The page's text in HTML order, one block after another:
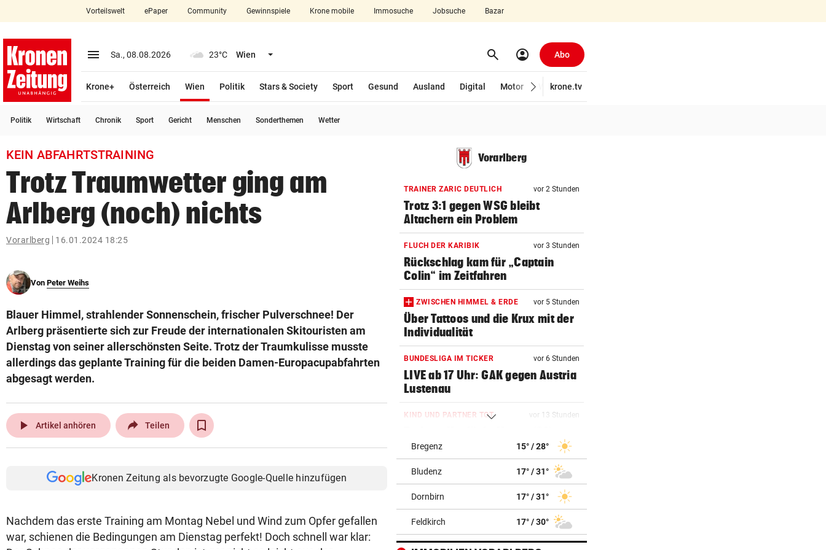
closeSchließen
account_circle Anmelden
arrow_right
bookmark
search
Suchbegriff
eingeben
© Krone Multimedia GmbH & Co KG 2026
Vorteilswelt ePaper Community Gewinnspiele Krone mobile Immosuche Jobsuche Bazar
menu Menü aufklappen
Sa., 08.08.2026 23°C Wien Menü aufklappen search Suchen
account_circle Abo
Krone+ Österreich Wien
Politik
Stars & Society Sport Gesund Ausland Digital Motor Wirtschaft
krone.tv
Politik Wirtschaft Chronik Sport Gericht Menschen Sonderthemen Wetter
KEIN ABFAHRTSTRAINING
Trotz Traumwetter ging am
Arlberg (noch) nichts
Vorarlberg 16.01.2024 18:25
Von Peter Weihs
Blauer Himmel, strahlender Sonnenschein, frischer Pulverschnee! Der
Arlberg präsentierte sich zur Freude der internationalen Skitouristen am
Dienstag von seiner allerschönsten Seite. Trotz der Traumkulisse musste
allerdings das geplante Training für die beiden Damen-Europacupabfahrten
abgesagt werden.
play_arrow Artikel anhören Teilen
Kronen Zeitung als bevorzugte Google-Quelle hinzufügen
Nachdem das erste Training am Montag Nebel und Wind zum Opfer gefallen
war, schienen die Bedingungen am Dienstag perfekt! Doch schnell war klar:
Vorarlberg
TRAINER ZARIC DEUTLICH vor 2 Stunden
Trotz 3:1 gegen WSG bleibt
Altachern ein Problem
FLUCH DER KARIBIK vor 3 Stunden
Rückschlag kam für „Captain
Colin“ im Zeitfahren
ZWISCHEN HIMMEL & ERDE vor 5 Stunden
Über Tattoos und die Krux mit der
Individualität
BUNDESLIGA IM TICKER vor 6 Stunden
LIVE ab 17 Uhr: GAK gegen Austria
Lustenau
KIND UND PARTNER TOT vor 13 Stunden
meldet sich zu Wort
LÄNDLE-KICKER SIEGEN vor 13 Stunden
3:1 nach 0:1! Altach dreht Derby
gegen WSG Tirol
vor 15 Stunden
Lokalmatadorin und Tirol-
Bregenz 15° / 28°
Bludenz 17° / 31°
Dornbirn 17° / 31°
Feldkirch 17° / 30°